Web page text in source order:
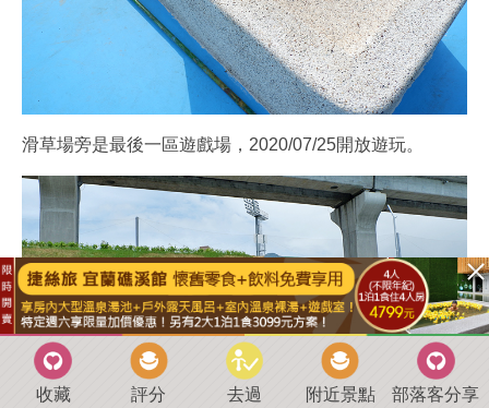
滑草場旁是最後一區遊戲場，2020/07/25開放遊玩。
收藏 評分 去過 附近景點 部落客分享